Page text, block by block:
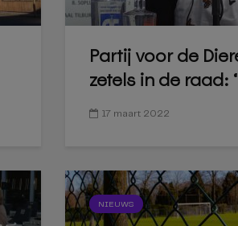
Partij voor de
zetels in de raad:
17 maart 2022
NIEUWS